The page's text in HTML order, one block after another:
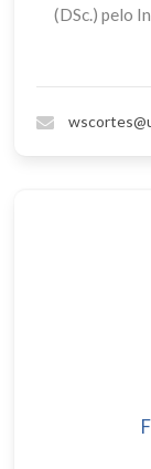
(DSc.) pelo